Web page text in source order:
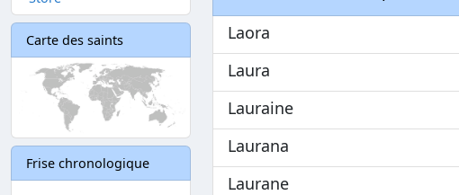
Carte des saints
Frise chronologique
Laora
Laura
Lauraine
Laurana
Laurane